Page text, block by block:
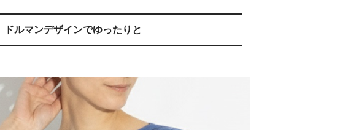
ドルマンデザインでゆったりと